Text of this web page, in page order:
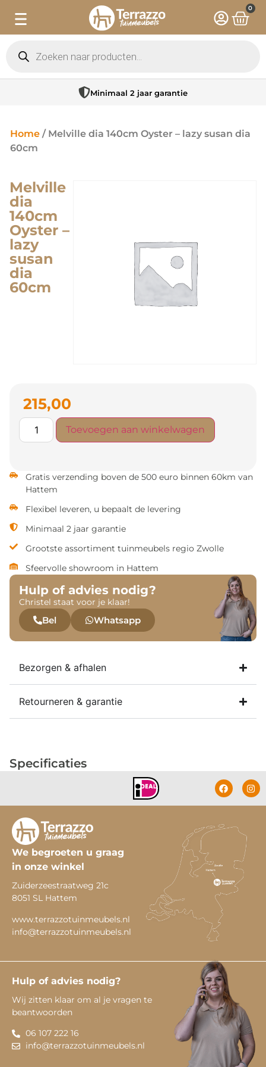
0
Minimaal 2 jaar garantie
Home / Melville dia 140cm Oyster – lazy susan dia
60cm
Melville
dia
140cm
Oyster –
lazy
susan
dia
60cm
215,00
Toevoegen aan winkelwagen
Gratis verzending boven de 500 euro binnen 60km van
Hattem
Flexibel leveren, u bepaalt de levering
Minimaal 2 jaar garantie
Grootste assortiment tuinmeubels regio Zwolle
Sfeervolle showroom in Hattem
Hulp of advies nodig?
Christel staat voor je klaar!
Bel Whatsapp
Bezorgen & afhalen
Retourneren & garantie
Specificaties
We begroeten u graag
in onze winkel
Zuiderzeestraatweg 21c
8051 SL Hattem
www.terrazzotuinmeubels.nl
info@terrazzotuinmeubels.nl
Hulp of advies nodig?
Wij zitten klaar om al je vragen te
beantwoorden
06 107 222 16
info@terrazzotuinmeubels.nl